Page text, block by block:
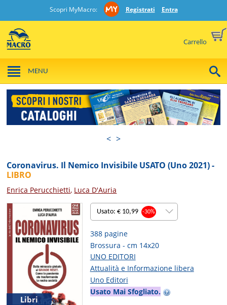
Scopri MyMacro: Registrati Entra
Carrello
MENU
< >
Coronavirus. Il Nemico Invisibile USATO (Uno 2021) -
LIBRO
Enrica Perucchietti, Luca D'Auria
Libri
Usato: € 10,99-30%
388 pagine
Brossura - cm 14x20
UNO EDITORI
Attualità e Informazione libera
Uno Editori
Usato Mai Sfogliato.